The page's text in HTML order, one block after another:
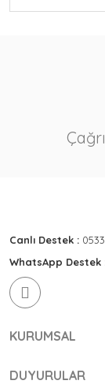
Canlı Destek :
WhatsApp Destek
KURUMSAL
DUYURULAR